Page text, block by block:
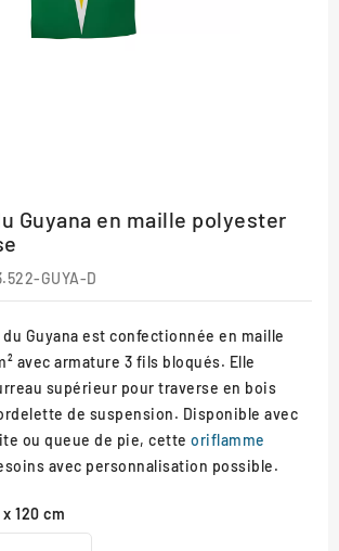
Guyana en maille polyester
GUYA-D
Guyana est confectionnée en maille
avec armature 3 fils bloqués. Elle
supérieur pour traverse en bois
de suspension. Disponible avec
ou queue de pie, cette oriflamme
avec personnalisation possible.
120 cm